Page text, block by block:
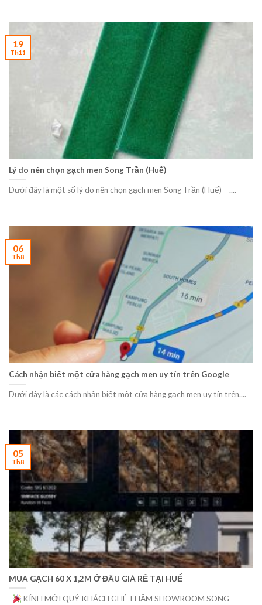
Lý do nên chọn gạch men Song Trần (Huế)
Dưới đây là một số lý do nên chọn gạch men Song Trần (Huế) —....
19
Th11
Cách nhận biết một cửa hàng gạch men uy tín trên Google
Dưới đây là các cách nhận biết một cửa hàng gạch men uy tín trên....
06
Th8
MUA GẠCH 60 X 1,2M Ở ĐÂU GIÁ RẺ TẠI HUẾ
KÍNH MỜI QUÝ KHÁCH GHÉ THĂM SHOWROOM SONG
05
Th8